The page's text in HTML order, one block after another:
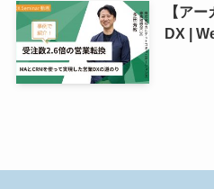
【ア
DX |